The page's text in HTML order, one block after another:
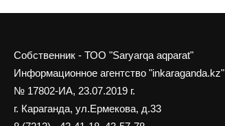
Собственник - ТОО "Saryarqa aqparat"
Информационное агентство "inkaraganda.kz"
№ 17802-ИА, 23.07.2019 г.
г. Караганда, ул.Ермекова, д.33